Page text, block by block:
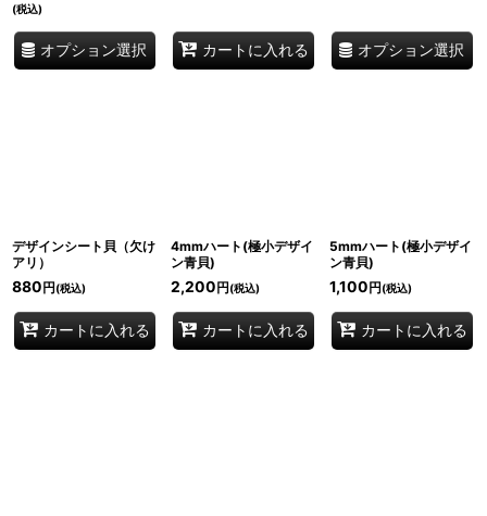
(税込)
オプション選択 カートに入れる オプション選択
デザインシート貝（欠け
アリ）
880円(税込)
カートに入れる
4mmハート(極小デザイ
ン青貝)
2,200円(税込)
カートに入れる
5mmハート(極小デザイ
ン青貝)
1,100円(税込)
カートに入れる